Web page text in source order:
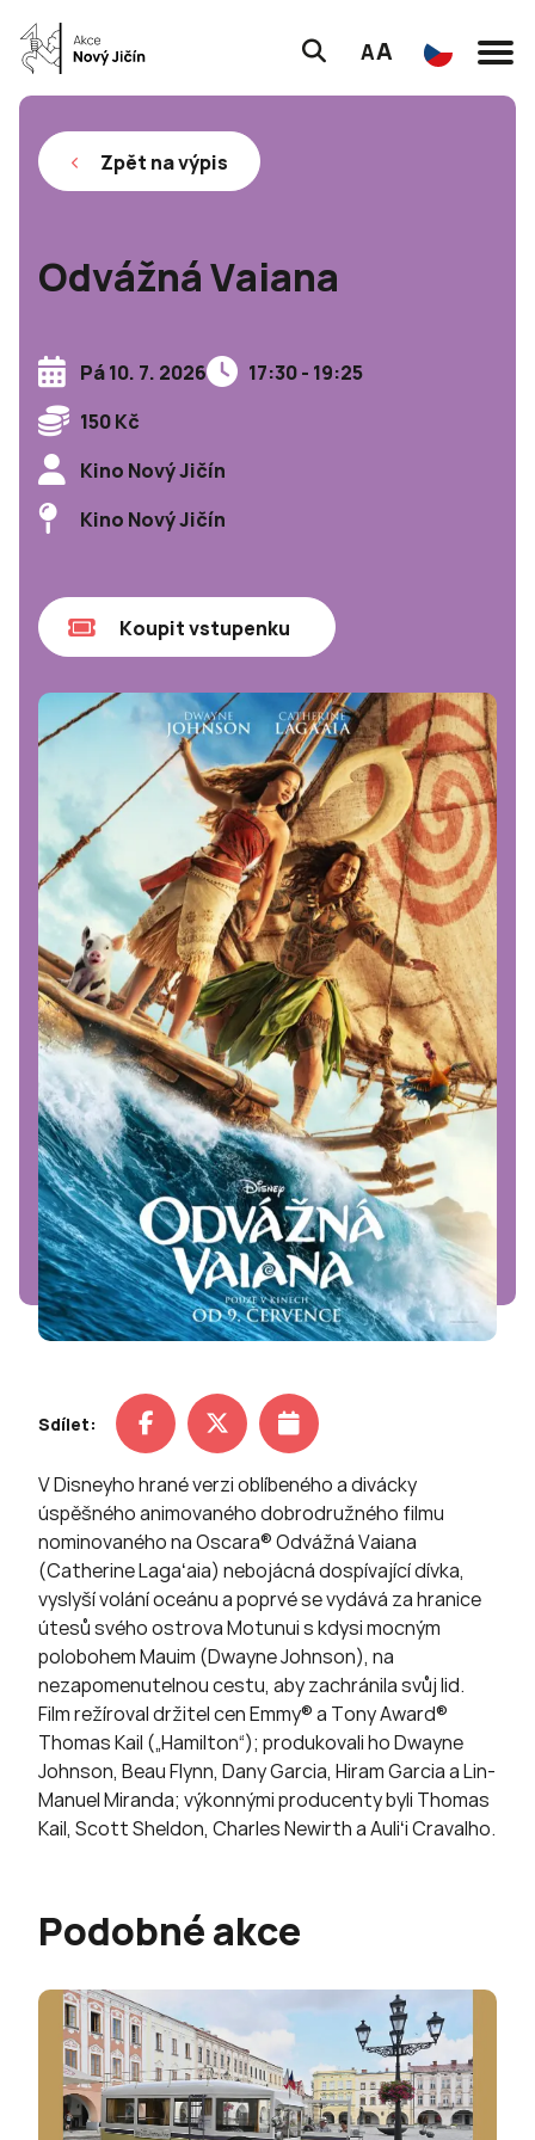
AA
Zpět na výpis
Odvážná Vaiana
Pá 10. 7. 2026
17:30 - 19:25
150 Kč
Kino Nový Jičín
Kino Nový Jičín
Koupit vstupenku
Sdílet:
V Disneyho hrané verzi oblíbeného a divácky
úspěšného animovaného dobrodružného filmu
nominovaného na Oscara® Odvážná Vaiana
(Catherine Lagaʻaia) nebojácná dospívající dívka,
vyslyší volání oceánu a poprvé se vydává za hranice
útesů svého ostrova Motunui s kdysi mocným
polobohem Mauim (Dwayne Johnson), na
nezapomenutelnou cestu, aby zachránila svůj lid.
Film režíroval držitel cen Emmy® a Tony Award®
Thomas Kail („Hamilton“); produkovali ho Dwayne
Johnson, Beau Flynn, Dany Garcia, Hiram Garcia a Lin-
Manuel Miranda; výkonnými producenty byli Thomas
Kail, Scott Sheldon, Charles Newirth a Auliʻi Cravalho.
Podobné akce